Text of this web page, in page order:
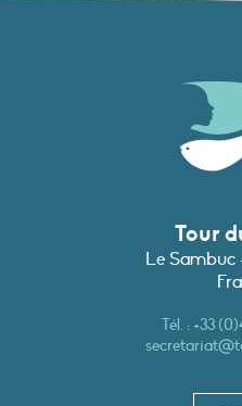
Tour
Le Sambuc
Tél. : +33